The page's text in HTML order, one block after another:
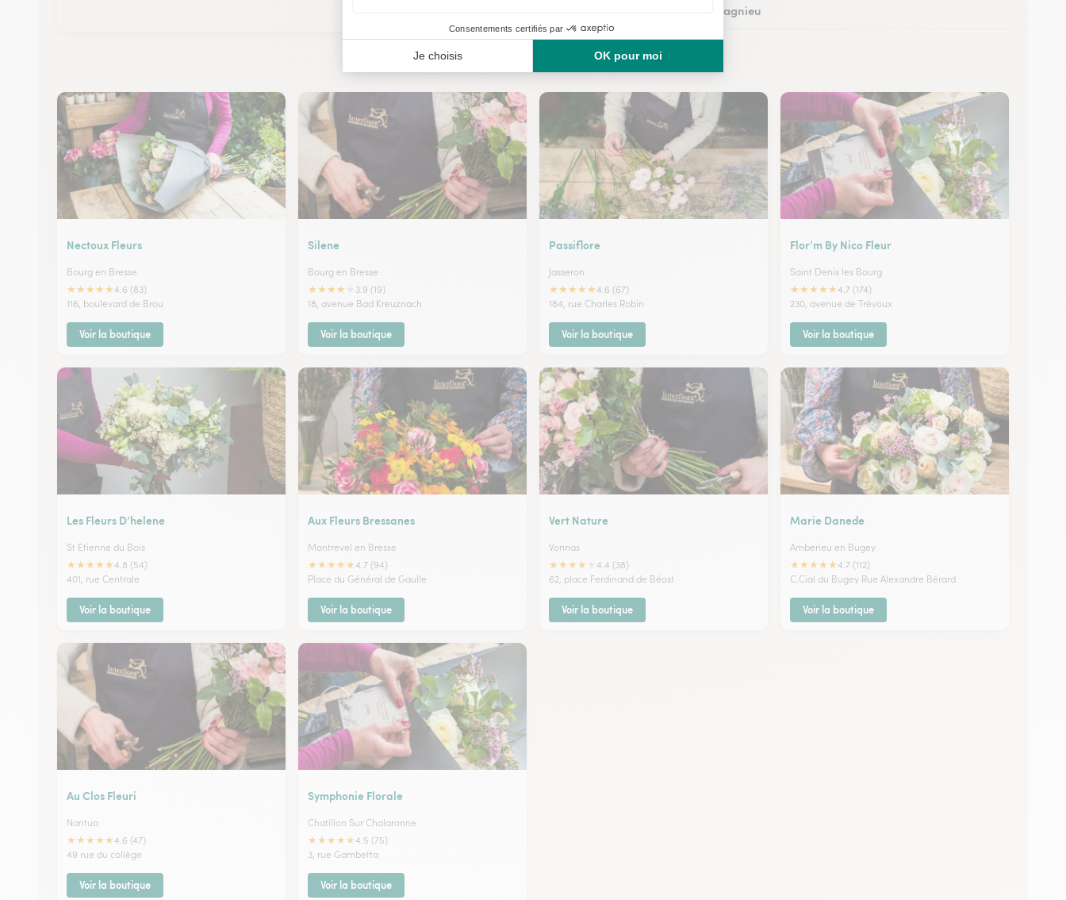
Fleuristes à Lagnieu
Nos fleuristes à Montagnat
Nectoux Fleurs
Bourg en Bresse
★★★★★4.6 (83)
116, boulevard de Brou
Voir la boutique
Silene
Bourg en Bresse
★★★★
3.9 (19)
18, avenue Bad Kreuznach
Voir la boutique
Passiflore
Jasseron
★★★★★4.6 (67)
184, rue Charles Robin
Voir la boutique
Flor’m By Nico Fleur
Saint Denis les Bourg
★★★★★4.7 (174)
230, avenue de Trévoux
Voir la boutique
Les Fleurs D’helene
St Etienne du Bois
★★★★★4.8 (54)
401, rue Centrale
Voir la boutique
Aux Fleurs Bressanes
Montrevel en Bresse
★★★★★4.7 (94)
Place du Général de Gaulle
Voir la boutique
Vert Nature
Vonnas
★★★★
4.4 (38)
62, place Ferdinand de Béost
Voir la boutique
Marie Danede
Amberieu en Bugey
★★★★★4.7 (112)
C.Cial du Bugey Rue Alexandre Bérard
Voir la boutique
Au Clos Fleuri
Nantua
★★★★★4.6 (47)
49 rue du collège
Voir la boutique
Symphonie Florale
Chatillon Sur Chalaronne
★★★★★4.5 (75)
3, rue Gambetta
Voir la boutique